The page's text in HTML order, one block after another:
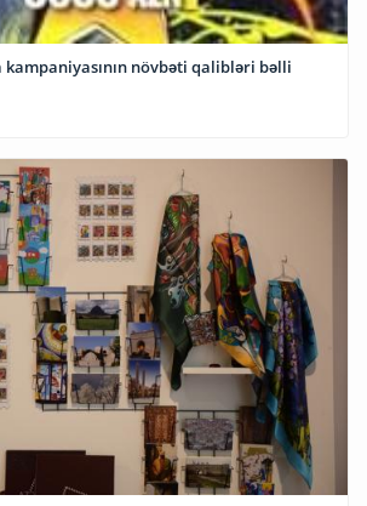
kampaniyasının növbəti qalibləri bəlli